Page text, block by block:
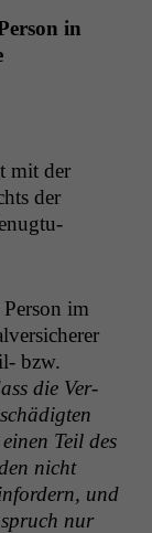
in
mit der
der
im
bzw.
die Ver­
Teil des
nicht
und
nur